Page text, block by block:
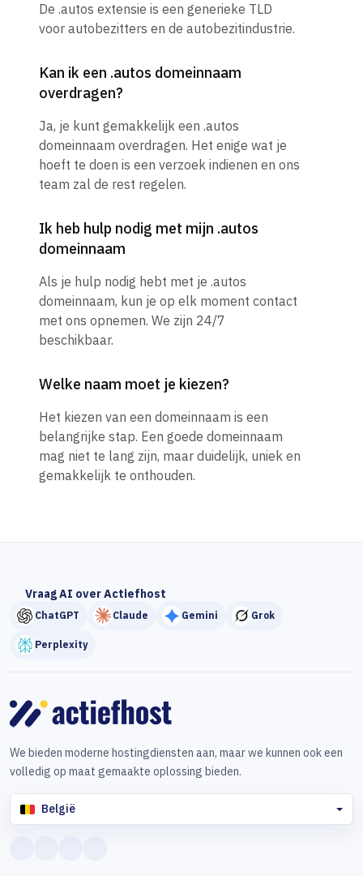
De .autos extensie is een generieke TLD
voor autobezitters en de autobezitindustrie.
Kan ik een .autos domeinnaam
overdragen?
Ja, je kunt gemakkelijk een .autos
domeinnaam overdragen. Het enige wat je
hoeft te doen is een verzoek indienen en ons
team zal de rest regelen.
Ik heb hulp nodig met mijn .autos
domeinnaam
Als je hulp nodig hebt met je .autos
domeinnaam, kun je op elk moment contact
met ons opnemen. We zijn 24/7
beschikbaar.
Welke naam moet je kiezen?
Het kiezen van een domeinnaam is een
belangrijke stap. Een goede domeinnaam
mag niet te lang zijn, maar duidelijk, uniek en
gemakkelijk te onthouden.
Vraag AI over Actiefhost
ChatGPT Claude Gemini Grok
Perplexity
We bieden moderne hostingdiensten aan, maar we kunnen ook een
volledig op maat gemaakte oplossing bieden.
België